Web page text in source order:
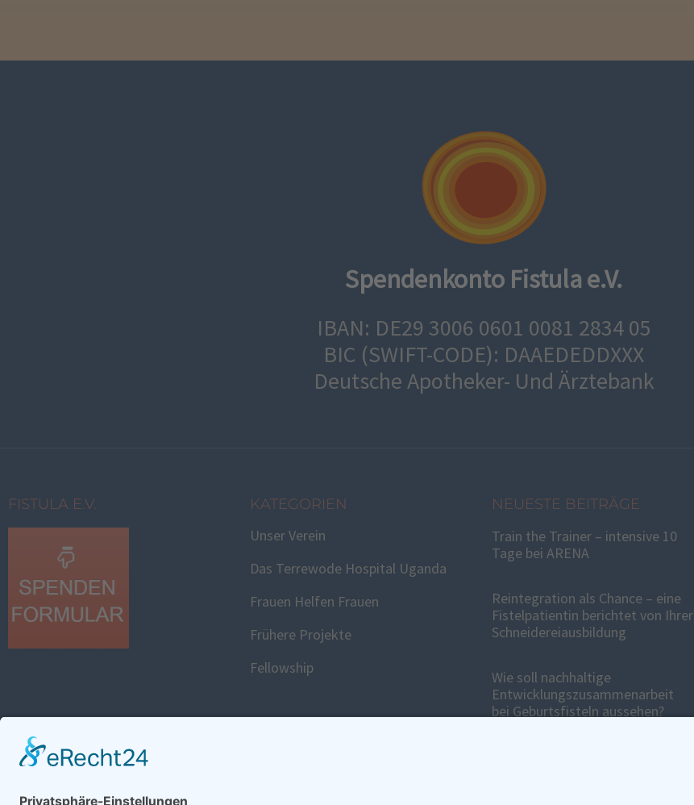
Spendenkonto Fistula e.V.
IBAN: DE29 3006 0601 0081 2834 05
BIC (SWIFT-CODE): DAAEDEDDXXX
Deutsche Apotheker- Und Ärztebank
FISTULA E.V. KATEGORIEN
Unser Verein
Das Terrewode Hospital Uganda
Frauen Helfen Frauen
Frühere Projekte
Fellowship
NEUESTE BEITRÄGE
Train the Trainer – intensive 10
Tage bei ARENA
Reintegration als Chance – eine
Fistelpatientin berichtet von Ihrer
Schneidereiausbildung
Wie soll nachhaltige
Entwicklungszusammenarbeit
bei Geburtsfisteln aussehen?